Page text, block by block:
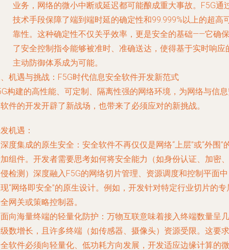
业务，网络的微小中断或延迟都可能酿成重大事故。F5G通
技术手段保障了端到端时延的确定性和99.999%以上的超高
靠性。这种确定性不仅关乎效率，更是安全的基础——它确保
了安全控制指令能够被准时、准确送达，使得基于实时响应
主动防御体系成为可能。
机遇与挑战：F5G时代信息安全软件开发新范式
构建的高性能、可定制、隔离性强的网络环境，为网络与信
件的开发开辟了新战场，也带来了必须应对的新挑战。
机遇：
深度集成的原生安全 ：安全软件不再仅仅是网络“上层”或“外围”
组件。开发者需要思考如何将安全能力（如身份认证、加密、
检测）深度融入F5G的网络切片管理、资源调度和控制平面
“网络即安全”的原生设计。例如，开发针对特定行业切片的专
网关或策略控制器。
面向海量终端的轻量化防护 ：万物互联意味着接入终端数量呈几
数增长，且许多终端（如传感器、摄像头）资源受限。这要求
软件必须向轻量化、低功耗方向发展，开发适应边缘计算的微